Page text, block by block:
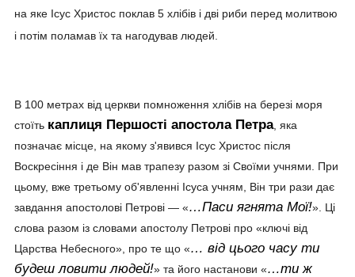
на яке Ісус Христос поклав 5 хлібів і дві риби перед молитвою
і потім поламав їх та нагодував людей.
В 100 метрах від церкви помноження хлібів на березі моря
стоїть каплиця Першості апостола Петра, яка
позначає місце, на якому з'явився Ісус Христос після
Воскресіння і де Він мав трапезу разом зі Своїми учнями. При
цьому, вже третьому об'явленні Ісуса учням, Він три рази дає
завдання апостолові Петрові — «…Паси ягнята Мої!». Ці
слова разом із словами апостолу Петрові про «ключі від
Царства Небесного», про те що «… від цього часу ти
будеш ловити людей!» та його настанови «…ти ж